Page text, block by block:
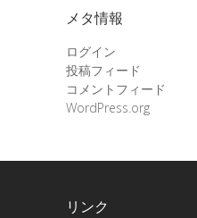
メタ情報
ログイン
投稿フィード
コメントフィード
WordPress.org
リンク